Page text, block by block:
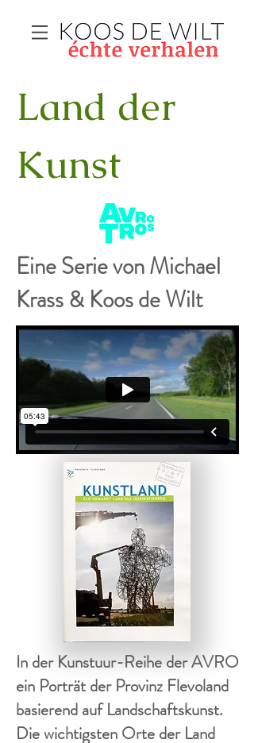
Land der
Kunst
Eine Serie von Michael
Krass& Koos de Wilt
In der Kunstuur-Reihe der AVRO
ein Porträt der Provinz Flevoland
basierend auf Landschaftskunst.
Die wichtigsten Orte der Land